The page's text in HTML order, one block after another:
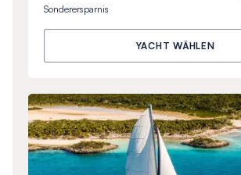
Sonderersparnis
YACHT WÄHLEN